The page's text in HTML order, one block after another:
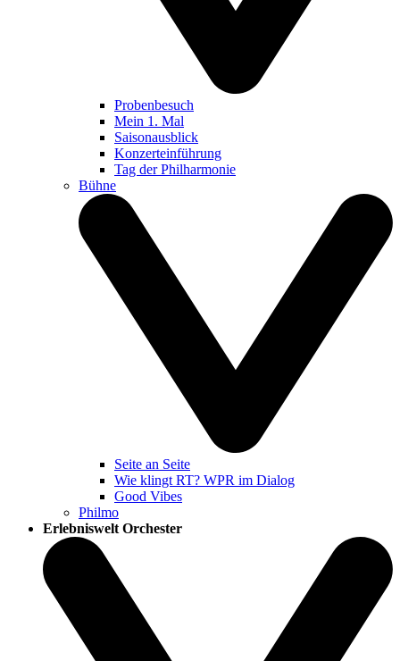
Probenbesuch
Mein 1. Mal
Saisonausblick
Konzerteinführung
Tag der Philharmonie
Bühne
Seite an Seite
Wie klingt RT? WPR im Dialog
Good Vibes
Philmo
Erlebniswelt Orchester